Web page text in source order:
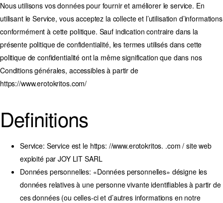
Nous utilisons vos données pour fournir et améliorer le service. En
utilisant le Service, vous acceptez la collecte et l’utilisation d’informations
conformément à cette politique. Sauf indication contraire dans la
présente politique de confidentialité, les termes utilisés dans cette
politique de confidentialité ont la même signification que dans nos
Conditions générales, accessibles à partir de
https://www.erotokritos.com/
Definitions
Service: Service est le https: //www.erotokritos. .com / site web
exploité par JOY LIT SARL
Données personnelles: «Données personnelles» désigne les
données relatives à une personne vivante identifiables à partir de
ces données (ou celles-ci et d’autres informations en notre